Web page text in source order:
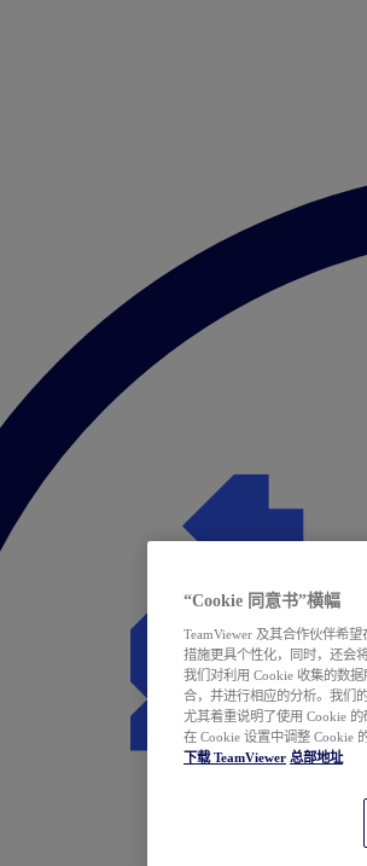
“Cookie 同意书”横幅
TeamViewer 及其合作伙伴希
措施更具个性化，同时，还会
我们对利用 Cookie 收集的数
合，并进行相应的分析。我们
尤其着重说明了使用 Cookie
在 Cookie 设置中调整 Cookie
下载 TeamViewer 总部地址